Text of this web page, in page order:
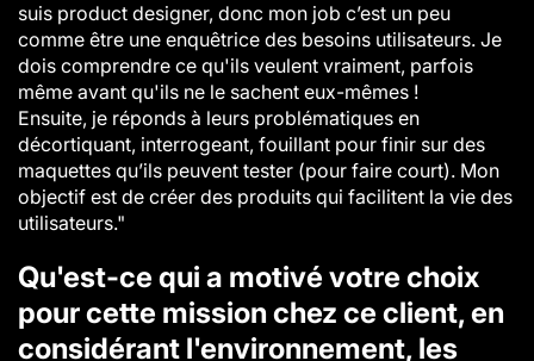
suis product designer, donc mon job c’est un peu
comme être une enquêtrice des besoins utilisateurs. Je
dois comprendre ce qu'ils veulent vraiment, parfois
même avant qu'ils ne le sachent eux-mêmes !
Ensuite, je réponds à leurs problématiques en
décortiquant, interrogeant, fouillant pour finir sur des
maquettes qu’ils peuvent tester (pour faire court). Mon
objectif est de créer des produits qui facilitent la vie des
utilisateurs."
Qu'est-ce qui a motivé votre choix
pour cette mission chez ce client, en
considérant l'environnement, les